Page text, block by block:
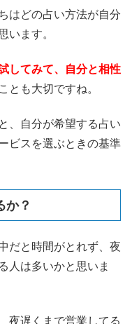
はどの占い方法が自分
います。
してみて、自分と相性
とも大切ですね。
、自分が希望する占い
ビスを選ぶときの基準
か？
だと時間がとれず、夜
人は多いかと思いま
夜遅くまで営業してる